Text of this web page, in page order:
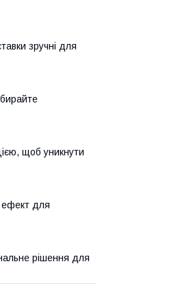
зручні для
щоб уникнути
ефект для
рішення для